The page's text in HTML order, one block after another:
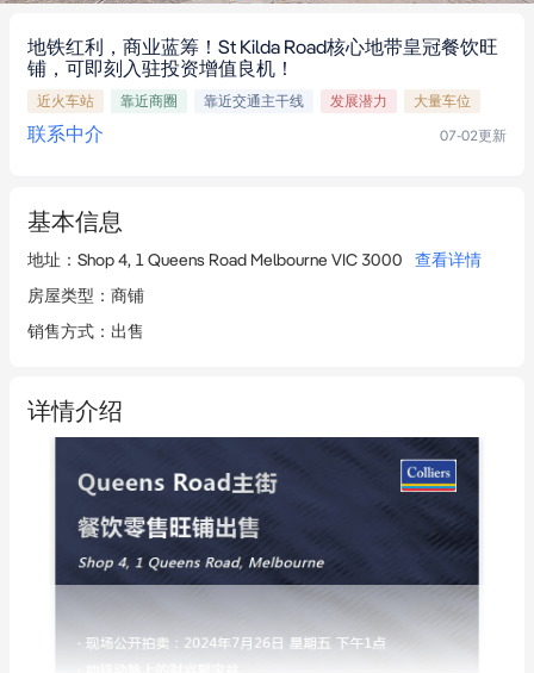
地铁红利，商业蓝筹！St Kilda Road核心地带皇冠餐饮旺
铺，可即刻入驻投资增值良机！
近火车站 靠近商圈 靠近交通主干线 发展潜力 大量车位
联系中介 07-02更新
基本信息
地址 ： Shop 4, 1 Queens Road Melbourne VIC 3000
查看详情
房屋类型 ： 商铺
销售方式 ： 出售
详情介绍